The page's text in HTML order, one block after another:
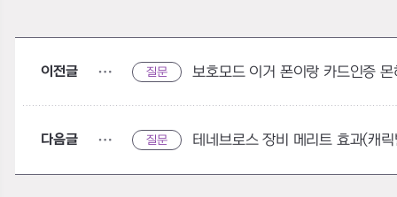
이전글 질문 보호모드 이거 폰이랑 카드인증
다음글 질문 테네브로스 장비 메리트 효과(캐